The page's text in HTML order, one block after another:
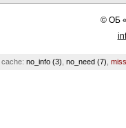
©ОБ
cache: no_info (3) no_need (7)